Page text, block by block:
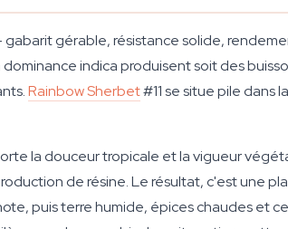
gérable, résistance solide,
indica produisent soit des
Rainbow Sherbet#11 se situe pile dans
la douceur tropicale et la vigueur
de résine. Le résultat, c'est une
puis terre humide, épices chaudes et